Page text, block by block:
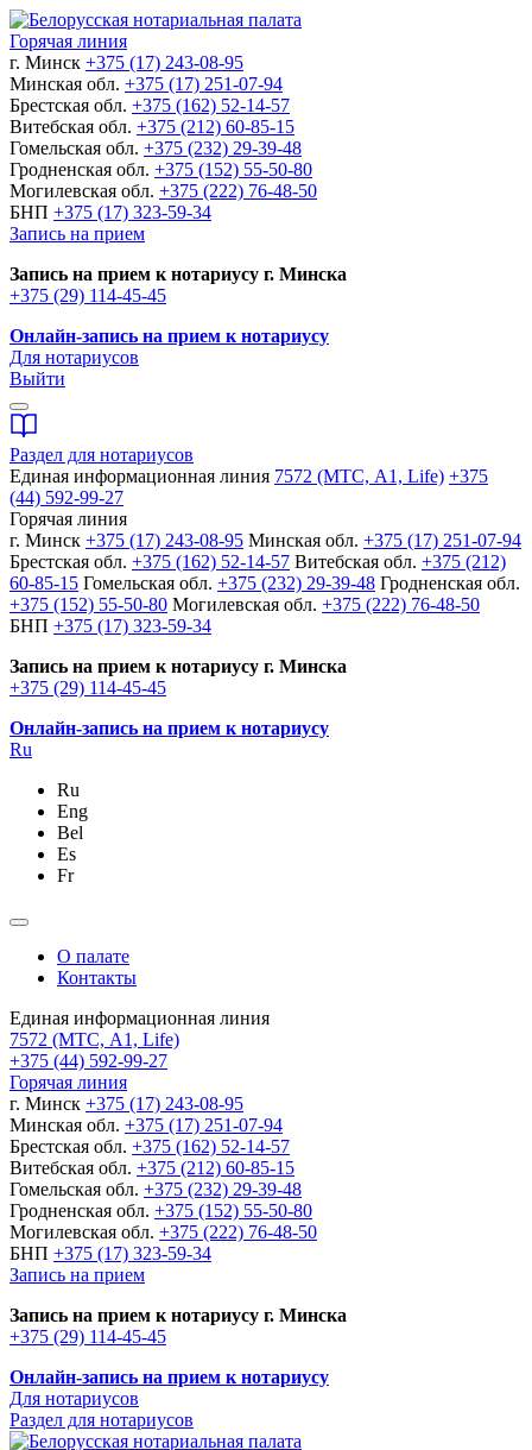
Горячая линия
г. Минск +375 (17) 243-08-95
Минская обл. +375 (17) 251-07-94
Брестская обл. +375 (162) 52-14-57
Витебская обл. +375 (212) 60-85-15
Гомельская обл. +375 (232) 29-39-48
Гродненская обл. +375 (152) 55-50-80
Могилевская обл. +375 (222) 76-48-50
БНП +375 (17) 323-59-34
Запись на прием
Запись на прием к нотариусу г. Минска
+375 (29) 114-45-45
Онлайн-запись на прием к нотариусу
Для нотариусов
Выйти
Раздел для нотариусов
Единая информационная линия 7572 (МТС, A1, Life) +375
(44) 592-99-27
Горячая линия
г. Минск +375 (17) 243-08-95 Минская обл. +375 (17) 251-07-94
Брестская обл. +375 (162) 52-14-57 Витебская обл. +375 (212)
60-85-15 Гомельская обл. +375 (232) 29-39-48 Гродненская обл.
+375 (152) 55-50-80 Могилевская обл. +375 (222) 76-48-50
БНП +375 (17) 323-59-34
Запись на прием к нотариусу г. Минска
+375 (29) 114-45-45
Онлайн-запись на прием к нотариусу
Ru
Ru
Eng
Bel
Es
Fr
О палате
Контакты
Единая информационная линия
7572 (МТС, A1, Life)
+375 (44) 592-99-27
Горячая линия
г. Минск +375 (17) 243-08-95
Минская обл. +375 (17) 251-07-94
Брестская обл. +375 (162) 52-14-57
Витебская обл. +375 (212) 60-85-15
Гомельская обл. +375 (232) 29-39-48
Гродненская обл. +375 (152) 55-50-80
Могилевская обл. +375 (222) 76-48-50
БНП +375 (17) 323-59-34
Запись на прием
Запись на прием к нотариусу г. Минска
+375 (29) 114-45-45
Онлайн-запись на прием к нотариусу
Для нотариусов
Раздел для нотариусов